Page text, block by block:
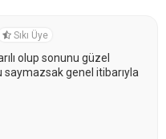
Sıkı Üye
olup sonunu güzel
saymazsak genel itibarıyla